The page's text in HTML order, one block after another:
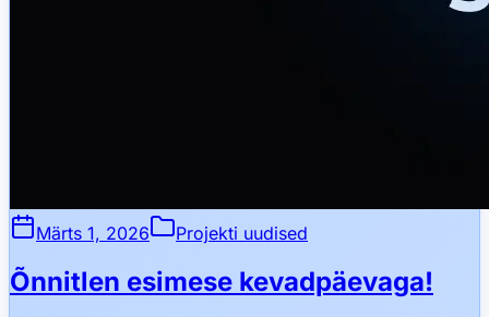
Märts 1, 2026 Projekti uudised
Õnnitlen esimese kevadpäevaga!